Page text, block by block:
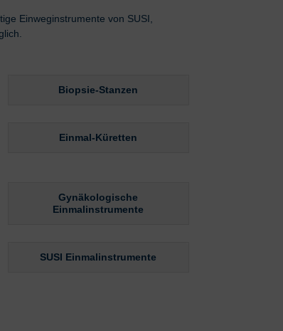
Einweginstrumente von SUSI,
Biopsie-Stanzen
Einmal-Küretten
Gynäkologische
Einmalinstrumente
SUSI Einmalinstrumente